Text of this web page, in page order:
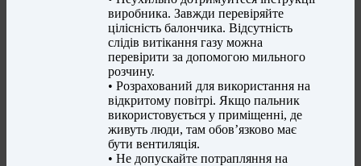
виробника. Завжди перевіряйте
цілісність балончика. Відсутність
слідів витікання газу можна
перевірити за допомогою мильного
розчину.
• Розрахований для використання на
відкритому повітрі. Якщо пальник
використовується у приміщенні, де
живуть люди, там обов’язково має
бути вентиляція.
• Не допускайте потрапляння на